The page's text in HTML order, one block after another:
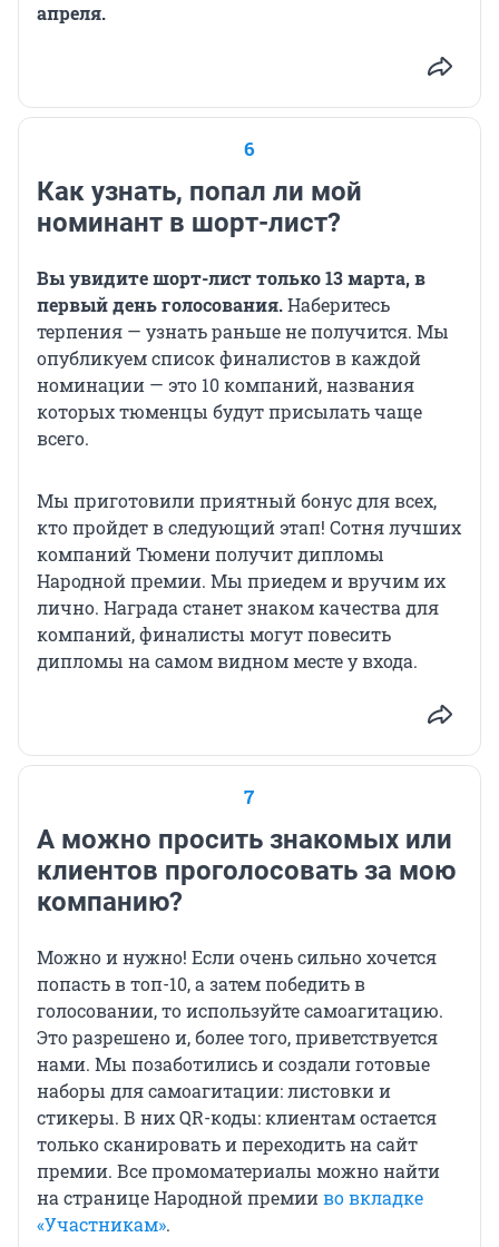
апреля.
6
Как узнать, попал ли мой
номинант в шорт-лист?
Вы увидите шорт-лист только 13 марта, в
первый день голосования.Наберитесь
терпения — узнать раньше не получится. Мы
опубликуем список финалистов в каждой
номинации — это 10 компаний, названия
которых тюменцы будут присылать чаще
всего.
Мы приготовили приятный бонус для всех,
кто пройдет в следующий этап! Сотня лучших
компаний Тюмени получит дипломы
Народной премии. Мы приедем и вручим их
лично. Награда станет знаком качества для
компаний, финалисты могут повесить
дипломы на самом видном месте у входа.
7
А можно просить знакомых или
клиентов проголосовать за мою
компанию?
Можно и нужно! Если очень сильно хочется
попасть в топ-10, а затем победить в
голосовании, то используйте самоагитацию.
Это разрешено и, более того, приветствуется
нами. Мы позаботились и создали готовые
наборы для самоагитации: листовки и
стикеры. В них QR-коды: клиентам остается
только сканировать и переходить на сайт
премии. Все промоматериалы можно найти
на странице Народной премииво вкладке
«Участникам».